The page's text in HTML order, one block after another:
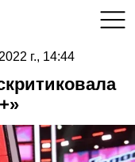
г., 14:44